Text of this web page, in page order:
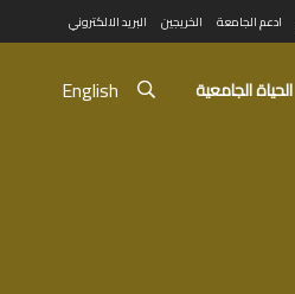
ادعم الجامعة الخريجين البريد الالكتروني
الحياة الجامعية English